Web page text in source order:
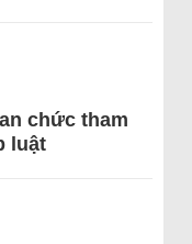
chức tham
luật